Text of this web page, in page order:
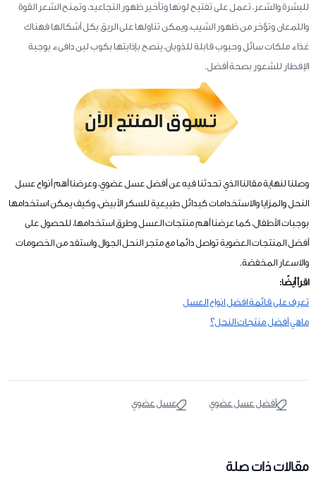
للبشرة والشعر، تعمل على تفتيح لونها وتأخير ظهور التجاعيد، وتمنح الشعر القوة
واللمعان وتؤخر من ظهور الشيب، ويمكن تناولها على الريق بكل أشكالها فهناك
غذاء ملكات سائل وحبوب قابلة للذوبان، ينصح بإذابتها بكوب لبن دافىء بوجبة
الإفطار للشعور بصحة أفضل.
وصلنا لنهاية مقالنا الذي تحدثنا فيه عن أفضل عسل عضوي، وعرضنا أهم أنواع عسل
النحل والمزايا والاستخدامات كبدائل طبيعية للسكر الأبيض، وكيف يمكن استخدامها
بوجبات الأطفال، كما عرضنا أهم منتجات العسل وطرق استخدامها، للحصول على
أفضل المنتجات العضوية تواصل دائما مع متجر النحل الجوال واستفد من الخصومات
والاسعار المخفضة.
اقرأ أيضًا:
تعرف على قائمة افضل انواع العسل
ماهي أفضل منتجات النحل؟
أفضل عسل عضوي عسل عضوي
مقالات ذات صلة